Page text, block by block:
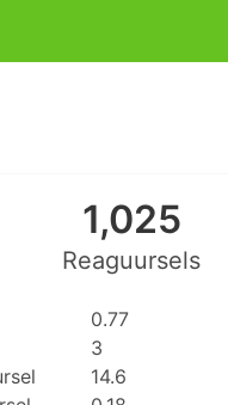
1,025
Reaguursels
0.77
3
14.6